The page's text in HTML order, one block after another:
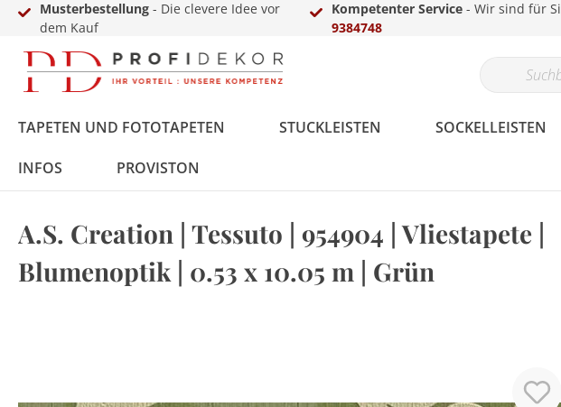
Musterbestellung - Die clevere Idee vor
dem Kauf
Kompetenter Service - Wir sind für
9384748
TAPETEN UND FOTOTAPETEN STUCKLEISTEN SOCKELLEISTEN
INFOS PROVISTON
Fototapeten
Styropor
MDF
Vinyl
Übergangs- &
Ausgleichsprofile
Einschub-, Einfass- &
Abschlussprofile
Parkettprofile
LED-Sets
Innenfarbe
Zierkies
Zubehör Gewerbekundenanfrage
A.S. Creation | Tessuto | 954904 | Vliestapete |
Blumenoptik | 0.53 x 10.05 m | Grün